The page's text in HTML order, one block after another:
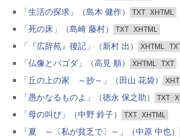
「生活の探求」（島木 健作） TXT XHTML
「死の床」（島崎 藤村） TXT XHTML
「『広辞苑』後記」（新村 出） XHTML
「仏像とパゴダ」（高見 順） XHTML TXT
「丘の上の家 ～抄～」（田山 花袋）
「愚かなるものよ」（徳永 保之助） TXT
「母の叫び」（中野 鈴子） TXT XHTML
「夏 ～〔私が貧乏で〕～」（中原 中也）